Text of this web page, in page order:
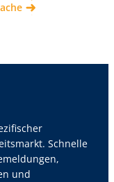
Schnelle
und